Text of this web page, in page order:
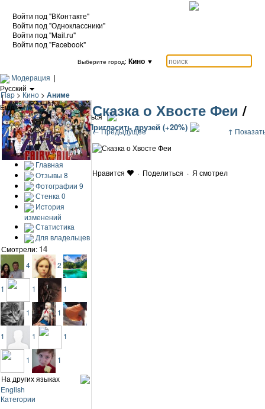
Войти под "ВКонтакте"
Войти под "Одноклассники"
Войти под "Mail.ru"
Войти под "Facebook"
Выберите город: Кино ▼
Модерация |
Русский
|
Еще
|Войти / Зарегистрироваться
Добавить кино Пригласить друзей (+20%)
Flap>Кино > Аниме
Главная
Отзывы 8
Фотографии 9
Стенка0
История
изменений
Статистика
Для владельцев
Смотрели: 14
4 2
1 1 1
1 1
1 1 1
1
1
На других языках
English
Категории
Сказка о Хвосте Феи /
← Предыдущее ↑
Нравится · Поделиться · Я смотрел